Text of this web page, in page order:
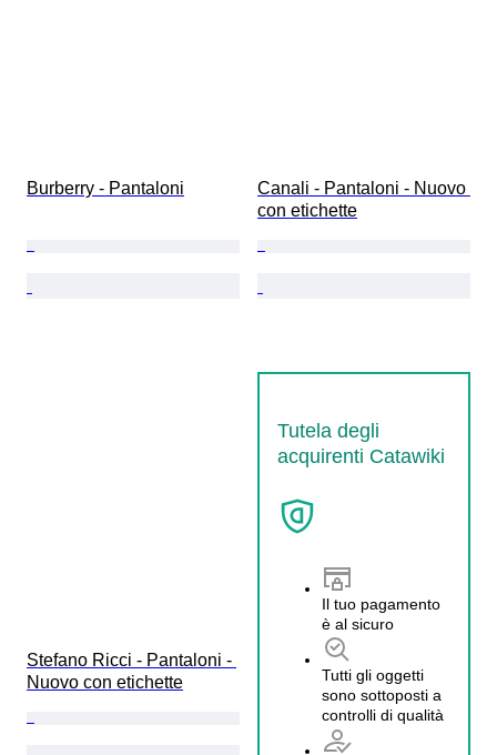
Burberry - Pantaloni
Canali - Pantaloni - Nuovo
con etichette
Stefano Ricci - Pantaloni -
Nuovo con etichette
Tutela degli
acquirenti Catawiki
Il tuo pagamento
è al sicuro
Tutti gli oggetti
sono sottoposti a
controlli di qualità